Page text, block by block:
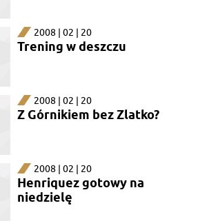
2008 | 02 | 20
Trening w deszczu
2008 | 02 | 20
Z Górnikiem bez Zlatko?
2008 | 02 | 20
Henriquez gotowy na
niedzielę